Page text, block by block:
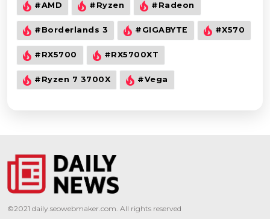
#AMD #Ryzen #Radeon
#Borderlands 3 #GIGABYTE #X570
#RX5700 #RX5700XT
#Ryzen 7 3700X #Vega
©2021 daily.seowebmaker.com. All rights reserved